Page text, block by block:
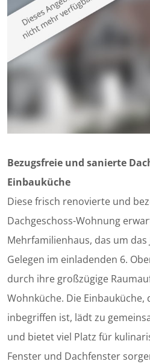
Bezugsfreie und sanierte
Einbauküche
Diese frisch renovierte und
Dachgeschoss-Wohnung
Mehrfamilienhaus, das um
Gelegen im einladenden 6.
durch ihre großzügige
Wohnküche. Die Einbauküche,
inbegriffen ist, lädt zu
und bietet viel Platz für
Fenster und Dachfenster